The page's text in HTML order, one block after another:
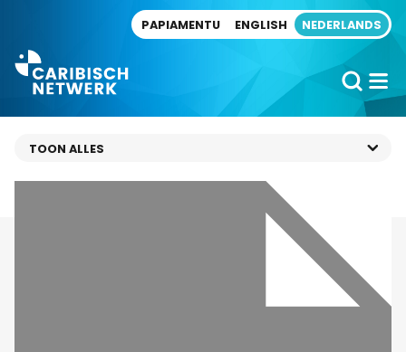
PAPIAMENTU ENGLISH NEDERLANDS